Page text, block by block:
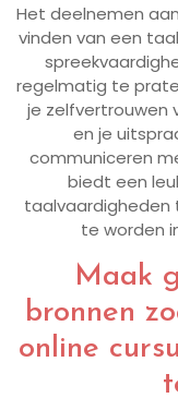
Het deelnemen
vinden van een
regelmatig te
je zelfvertrouwen
en je
communiceren
biedt een
taalvaardigheden
te worden
Maak
bronnen
online